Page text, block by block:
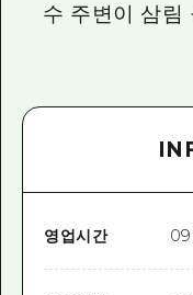
수 주변이 삼림
영업시간